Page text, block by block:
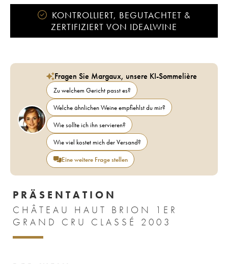
KONTROLLIERT, BEGUTACHTET &
ZERTIFIZIERT VON IDEALWINE
Fragen Sie Margaux, unsere KI-Sommelière
Zu welchem Gericht passt es?
Welche ähnlichen Weine empfiehlst du mir?
Wie sollte ich ihn servieren?
Wie viel kostet mich der Versand?
Eine weitere Frage stellen
PRÄSENTATION
CHÂTEAU HAUT BRION 1ER
GRAND CRU CLASSÉ 2003